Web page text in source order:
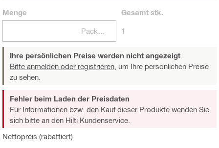
Menge Gesamtstk.
1
Ihre persönlichen Preise werden nicht angezeigt
Bitte anmelden oder registrieren, um Ihre persönlichen Preise
zu sehen.
Nettopreis (rabattiert)
Fehler beim Laden der Preisdaten
Für Informationen bzw. den Kauf dieser Produkte wenden Sie
sich bitte an den Hilti Kundenservice.